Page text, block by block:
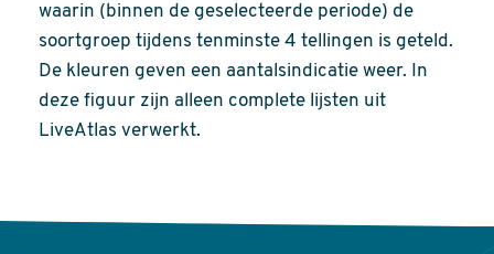
waarin (binnen de geselecteerde periode) de
soortgroep tijdens tenminste 4 tellingen is geteld.
De kleuren geven een aantalsindicatie weer. In
deze figuur zijn alleen complete lijsten uit
LiveAtlas verwerkt.